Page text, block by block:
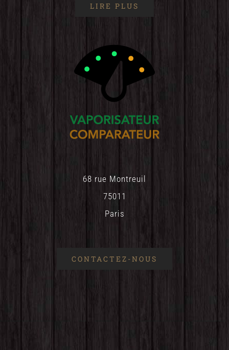
LIRE PLUS
68 rue Montreuil
75011
Paris
CONTACTEZ-NOUS